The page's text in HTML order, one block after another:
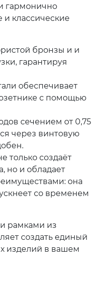
гармонично
классические
бронзы и и
гарантируя
обеспечивает
с помощью
сечением от 0,75
через винтовую
только создаёт
но и обладает
она
со временем
рамками из
создать единый
изделий в вашем